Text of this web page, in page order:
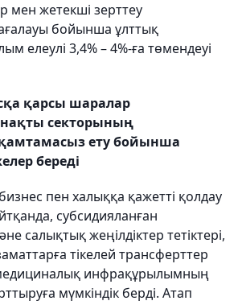
мен жетекші зерттеу
бойынша ұлттық
елеулі 3,4% – 4%-ға төмендеуі
қарсы шаралар
секторының
ету бойынша
береді
пен халыққа қажетті қолдау
субсидияланған
салықтық жеңілдіктер тетіктері,
тікелей трансферттер
инфрақұрылымның
мүмкіндік берді. Атап